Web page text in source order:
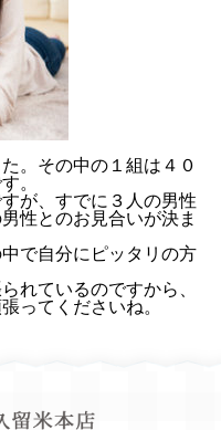
。その中の１組は４０
。
が、すでに３人の男性
性とのお見合いが決ま
で自分にピッタリの方
れているのですから、
ってくださいね。